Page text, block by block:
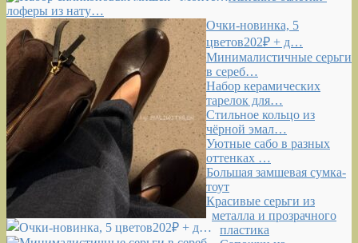
лоферы из нату…
Очки-новинка, 5
цветов202₽ + д…
Минималистичные серьги
в сереб…
Набор керамических
тарелок для…
Стильное кольцо из
чёрной эмал…
Уютные сабо в разных
оттенках …
Большая замшевая сумка-
тоут
Красивые серьги из
металла и прозрачного
пластика